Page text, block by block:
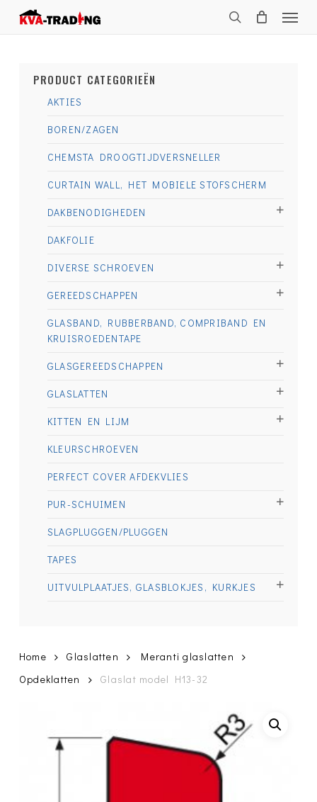
Menu
PRODUCT CATEGORIEËN
AKTIES
BOREN/ZAGEN
CHEMSTA DROOGTIJDVERSNELLER
CURTAIN WALL, HET MOBIELE STOFSCHERM
DAKBENODIGHEDEN
DAKFOLIE
DIVERSE SCHROEVEN
GEREEDSCHAPPEN
GLASBAND, RUBBERBAND, COMPRIBAND EN
KRUISROEDENTAPE
GLASGEREEDSCHAPPEN
GLASLATTEN
KITTEN EN LIJM
KLEURSCHROEVEN
PERFECT COVER AFDEKVLIES
PUR-SCHUIMEN
SLAGPLUGGEN/PLUGGEN
TAPES
UITVULPLAATJES, GLASBLOKJES, KURKJES
Home Glaslatten
Meranti glaslatten
Opdeklatten
Glaslat model H13-32